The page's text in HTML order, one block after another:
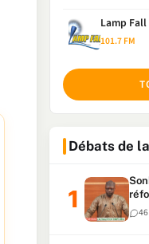
Lamp Fall
101.7 FM
Débats de
46